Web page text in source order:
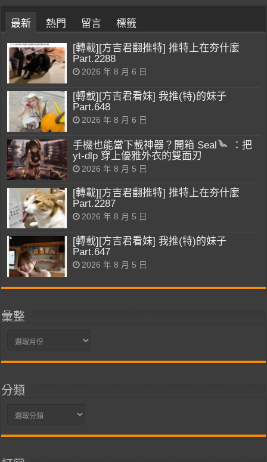
最新 熱門 留言 標籤
[轉載][方吉君翻推特] 推特上在夯什麼
Part.2288
2026 年 8 月 6 日
[轉載][方吉君看妹] 我推(特)的妹子
Part.648
2026 年 8 月 6 日
手機也能當下載神器？開箱 Seal
：把
yt-dlp 穿上優雅外衣的雙面刃
2026 年 8 月 5 日
[轉載][方吉君翻推特] 推特上在夯什麼
Part.2287
2026 年 8 月 5 日
[轉載][方吉君看妹] 我推(特)的妹子
Part.647
2026 年 8 月 5 日
彙整
彙
分類
分